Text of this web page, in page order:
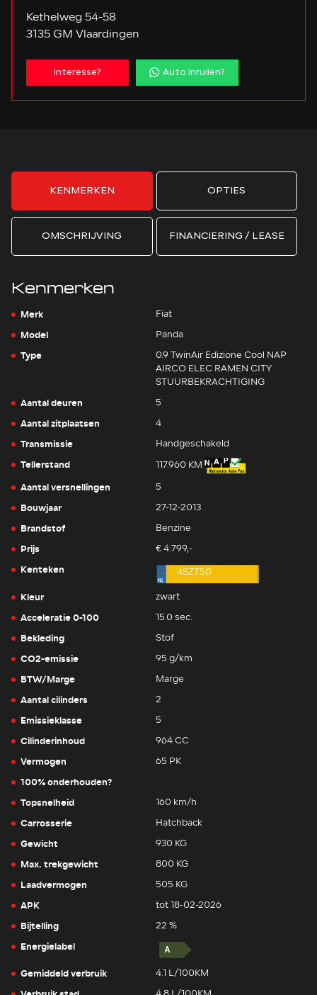
Kethelweg 54-58
3135 GM Vlaardingen
Interesse? Auto inruilen?
KENMERKEN OPTIES
OMSCHRIJVING FINANCIERING / LEASE
Kenmerken
Merk Fiat
Model Panda
Type
0.9 TwinAir Edizione Cool NAP
AIRCO ELEC RAMEN CITY
STUURBEKRACHTIGING
Aantal deuren 5
Aantal zitplaatsen 4
Transmissie Handgeschakeld
Tellerstand 117.960 KM
Aantal versnellingen 5
Bouwjaar 27-12-2013
Brandstof Benzine
Prijs € 4.799,-
Kenteken 4SZT50
Kleur zwart
Acceleratie 0-100 15.0 sec.
Bekleding Stof
CO2-emissie 95 g/km
BTW/Marge Marge
Aantal cilinders 2
Emissieklasse 5
Cilinderinhoud 964 CC
Vermogen 65 PK
100% onderhouden?
Topsnelheid
160 km/h
Carrosserie Hatchback
Gewicht 930 KG
Max. trekgewicht 800 KG
Laadvermogen 505 KG
APK tot 18-02-2026
Bijtelling 22 %
Energielabel
Gemiddeld verbruik
4.1 L/100KM